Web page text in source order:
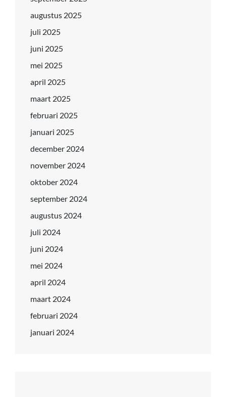
augustus 2025
juli 2025
juni 2025
mei 2025
april 2025
maart 2025
februari 2025
januari 2025
december 2024
november 2024
oktober 2024
september 2024
augustus 2024
juli 2024
juni 2024
mei 2024
april 2024
maart 2024
februari 2024
januari 2024